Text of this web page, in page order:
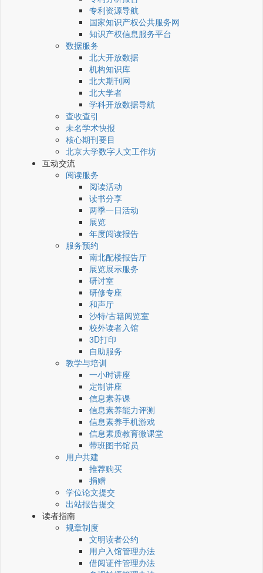
专利资源导航
国家知识产权公共服务网
知识产权信息服务平台
数据服务
北大开放数据
机构知识库
北大期刊网
北大学者
学科开放数据导航
查收查引
未名学术快报
核心期刊要目
北京大学数字人文工作坊
互动交流
阅读服务
阅读活动
读书分享
两季一日活动
展览
年度阅读报告
服务预约
南北配楼报告厅
展览展示服务
研讨室
研修专座
和声厅
沙特/古籍阅览室
校外读者入馆
3D打印
自助服务
教学与培训
一小时讲座
定制讲座
信息素养课
信息素养能力评测
信息素养手机游戏
信息素质教育微课堂
带班图书馆员
用户共建
推荐购买
捐赠
学位论文提交
出站报告提交
读者指南
规章制度
文明读者公约
用户入馆管理办法
借阅证件管理办法